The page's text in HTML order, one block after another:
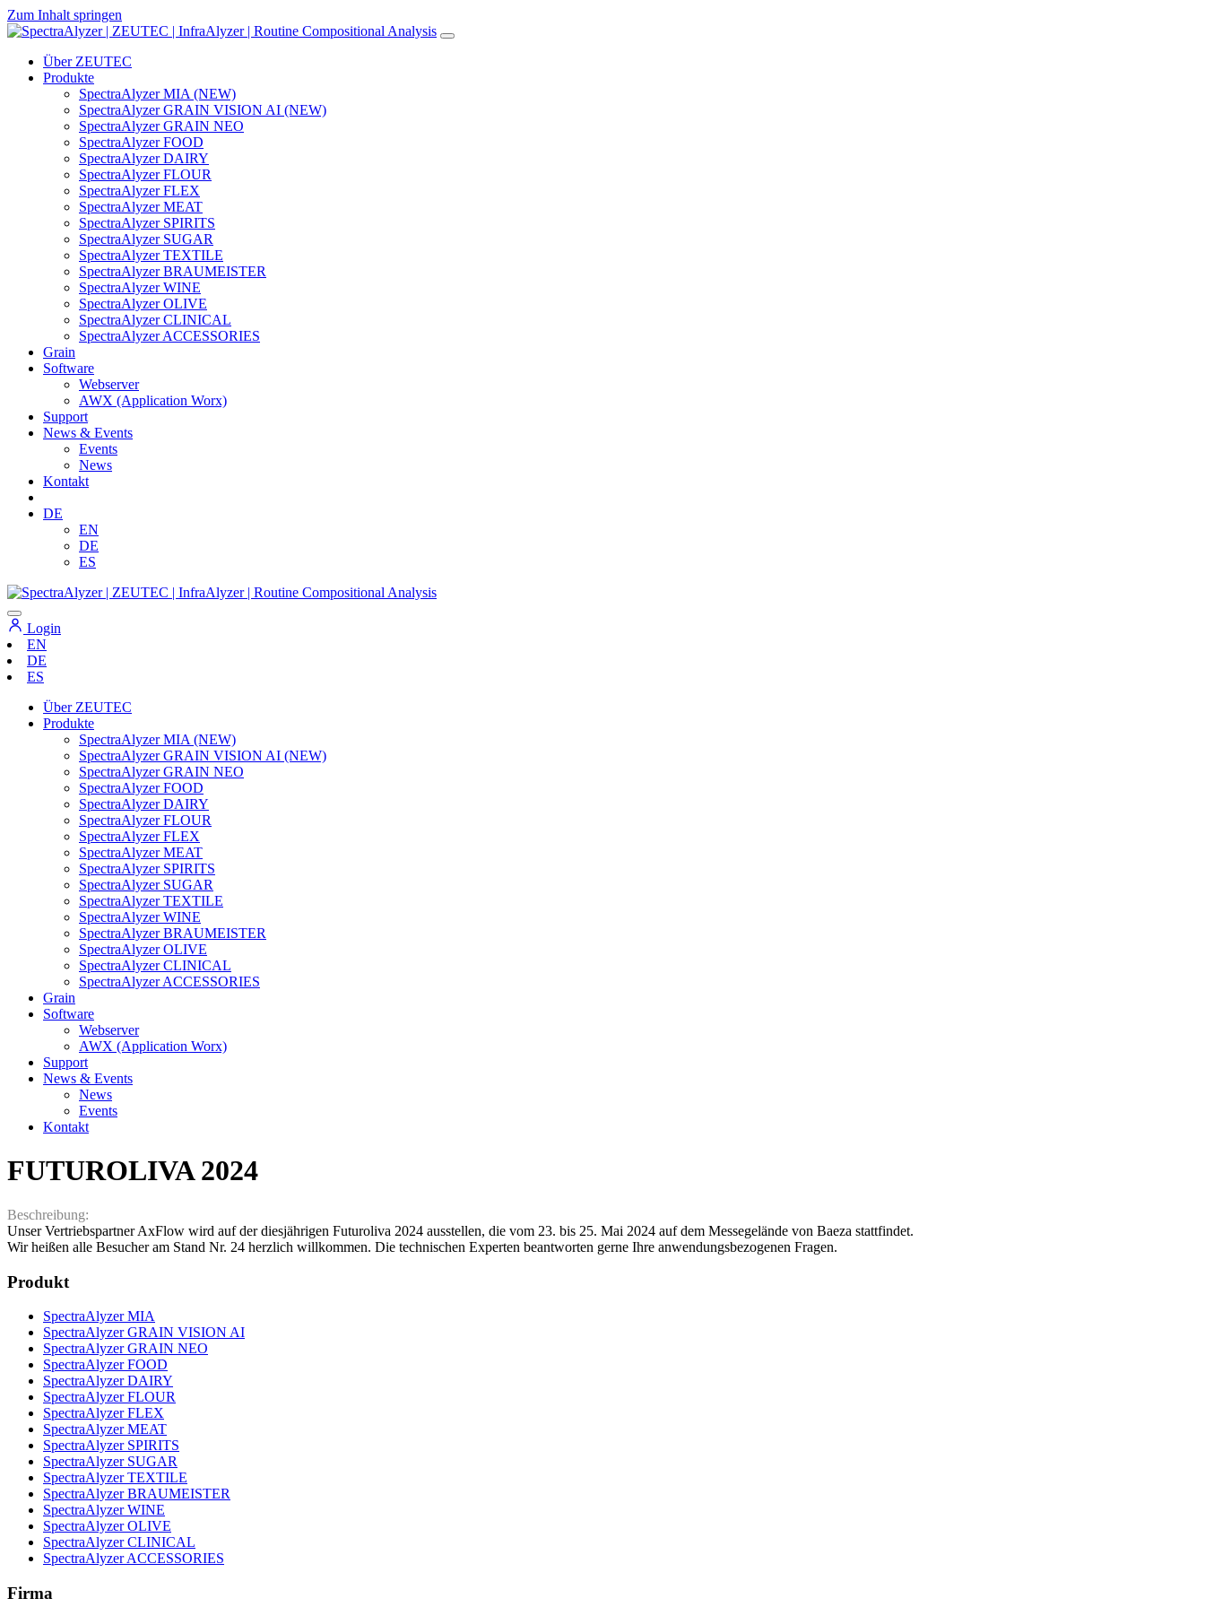
Zum Inhalt springen
Hauptnavigation
Über ZEUTEC
Produkte
SpectraAlyzer MIA (NEW)
SpectraAlyzer GRAIN VISION AI (NEW)
SpectraAlyzer GRAIN NEO
SpectraAlyzer FOOD
SpectraAlyzer DAIRY
SpectraAlyzer FLOUR
SpectraAlyzer FLEX
SpectraAlyzer MEAT
SpectraAlyzer SPIRITS
SpectraAlyzer SUGAR
SpectraAlyzer TEXTILE
SpectraAlyzer BRAUMEISTER
SpectraAlyzer WINE
SpectraAlyzer OLIVE
SpectraAlyzer CLINICAL
SpectraAlyzer ACCESSORIES
Grain
Software
Webserver
AWX (Application Worx)
Support
News & Events
Events
News
Kontakt
DE
EN
DE
ES
Login
EN
DE
ES
Über ZEUTEC
Produkte
SpectraAlyzer MIA (NEW)
SpectraAlyzer GRAIN VISION AI (NEW)
SpectraAlyzer GRAIN NEO
SpectraAlyzer FOOD
SpectraAlyzer DAIRY
SpectraAlyzer FLOUR
SpectraAlyzer FLEX
SpectraAlyzer MEAT
SpectraAlyzer SPIRITS
SpectraAlyzer SUGAR
SpectraAlyzer TEXTILE
SpectraAlyzer WINE
SpectraAlyzer BRAUMEISTER
SpectraAlyzer OLIVE
SpectraAlyzer CLINICAL
SpectraAlyzer ACCESSORIES
Grain
Software
Webserver
AWX (Application Worx)
Support
News & Events
News
Events
Kontakt
FUTUROLIVA 2024
Beschreibung:
Unser Vertriebspartner AxFlow wird auf der diesjährigen Futuroliva 2024 ausstellen, die vom 23. bis 25. Mai 2024 auf dem Messegelände von Baeza stattfindet.
Wir heißen alle Besucher am Stand Nr. 24 herzlich willkommen. Die technischen Experten beantworten gerne Ihre anwendungsbezogenen Fragen.
Produkt
SpectraAlyzer MIA
SpectraAlyzer GRAIN VISION AI
SpectraAlyzer GRAIN NEO
SpectraAlyzer FOOD
SpectraAlyzer DAIRY
SpectraAlyzer FLOUR
SpectraAlyzer FLEX
SpectraAlyzer MEAT
SpectraAlyzer SPIRITS
SpectraAlyzer SUGAR
SpectraAlyzer TEXTILE
SpectraAlyzer BRAUMEISTER
SpectraAlyzer WINE
SpectraAlyzer OLIVE
SpectraAlyzer CLINICAL
SpectraAlyzer ACCESSORIES
Firma